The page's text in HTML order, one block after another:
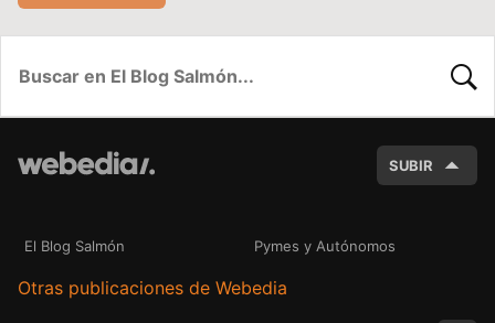
SUBIR
El Blog Salmón Pymes y Autónomos
Otras publicaciones de Webedia